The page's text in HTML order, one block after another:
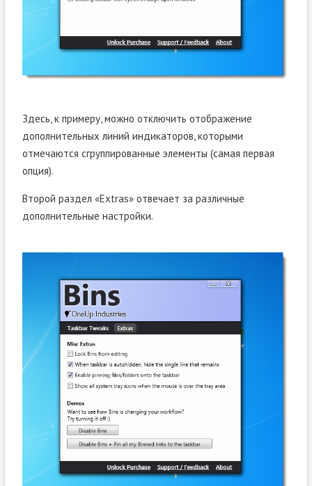
Здесь, к примеру, можно отключить отображение
дополнительных линий индикаторов, которыми
отмечаются сгруппированные элементы (самая первая
опция).
Второй раздел «Extras» отвечает за различные
дополнительные настройки.